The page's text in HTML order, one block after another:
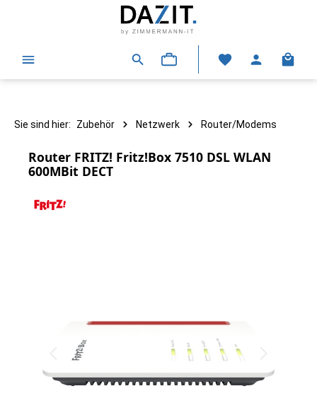
Sie sind hier: Zubehör Netzwerk Router/Modems
Router FRITZ! Fritz!Box 7510 DSL WLAN
600MBit DECT